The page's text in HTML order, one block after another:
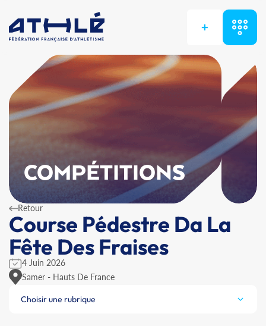
+
COMPÉTITIONS
Retour
Course Pédestre Da La
Fête Des Fraises
4 Juin 2026
Samer - Hauts De France
Choisir une rubrique